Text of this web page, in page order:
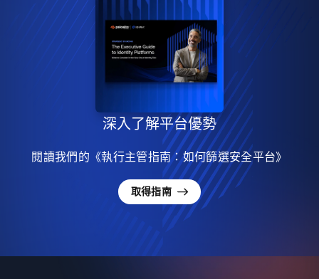
深入了解平台優勢
閱讀我們的《執行主管指南：如何篩選安全平台》
取得指南